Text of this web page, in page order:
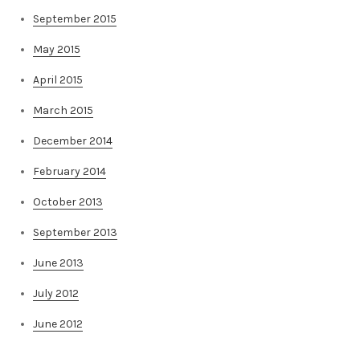
September 2015
May 2015
April 2015
March 2015
December 2014
February 2014
October 2013
September 2013
June 2013
July 2012
June 2012